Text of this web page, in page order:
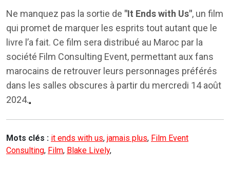
Ne manquez pas la sortie de "It Ends with Us", un film
qui promet de marquer les esprits tout autant que le
livre l’a fait. Ce film sera distribué au Maroc par la
société Film Consulting Event, permettant aux fans
marocains de retrouver leurs personnages préférés
dans les salles obscures à partir du mercredi 14 août
2024.
Mots clés : it ends with us, jamais plus, Film Event
Consulting, Film, Blake Lively,